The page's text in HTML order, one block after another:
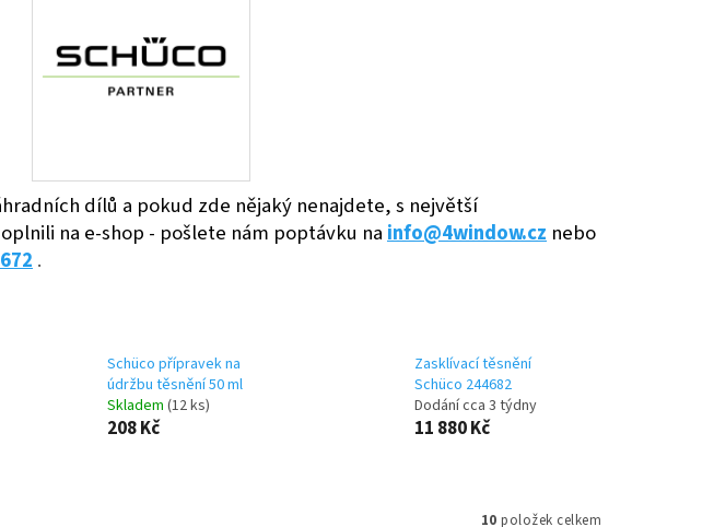
dílů a pokud zde nějaký nenajdete, s největší
na e-shop - pošlete nám poptávku nainfo@4window.cz nebo
.
Schüco přípravek na
údržbu těsnění 50 ml
Skladem (12 ks)
208 Kč
Zasklívací těsnění
Schüco 244682
Dodání cca 3 týdny
11 880 Kč
10 položek celkem